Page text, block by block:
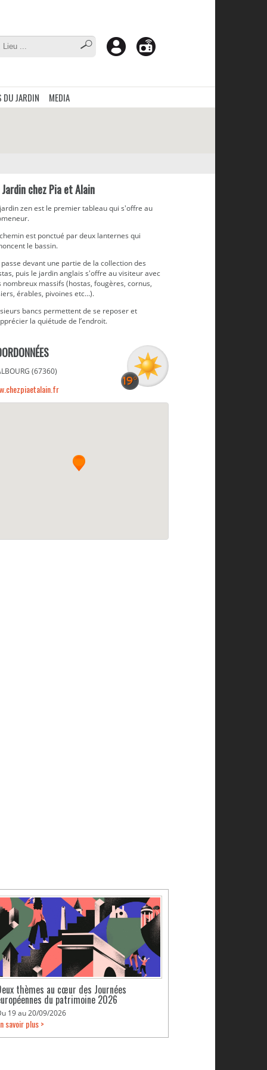
DU JARDIN MEDIA
chez Pia et Alain
zen est le premier tableau qui s'offre au
est ponctué par deux lanternes qui
le bassin.
passe devant une partie de la collection des
puis le jardin anglais s'offre au visiteur avec
nombreux massifs (hostas, fougères, cornus,
érables, pivoines etc…).
bancs permettent de se reposer et
la quiétude de l’endroit.
(67360)
thèmes au cœur des Journées
du patrimoine 2026
19 au 20/09/2026
savoir plus >